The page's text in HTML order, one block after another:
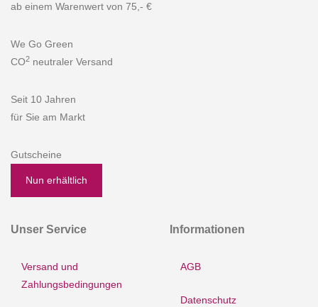
ab einem Warenwert von 75,- €
We Go Green
CO2 neutraler Versand
Seit 10 Jahren
für Sie am Markt
Gutscheine
Nun erhältlich
Unser Service
Versand und
Zahlungsbedingungen
Informationen
AGB
Datenschutz